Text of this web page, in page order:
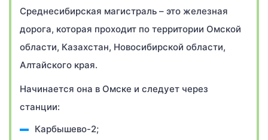
Среднесибирская магистраль – это железная
дорога, которая проходит по территории Омской
области, Казахстан, Новосибирской области,
Алтайского края.
Начинается она в Омске и следует через
станции:
Карбышево-2;